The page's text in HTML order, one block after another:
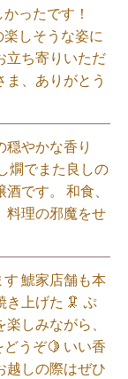
ったです！
楽しそうな姿に
立ち寄りいただ
ま、ありがとう
穏やかな香り
燗でまた良しの
です。 和食、
料理の邪魔をせ
鯱家店舗も本
き上げた 🦑 ぷ
しみながら、
うぞ🍋 いい香
越しの際はぜひ